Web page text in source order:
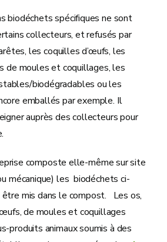
biodéchets spécifiques ne sont
collecteurs, et refusés par
les coquilles d’œufs, les
de moules et coquillages, les
biodégradables ou les
emballés par exemple. Il
auprès des collecteurs pour
composte elle-même sur site
mécanique) les biodéchets ci-
mis dans le compost. Les os,
de moules et coquillages
produits animaux soumis à des